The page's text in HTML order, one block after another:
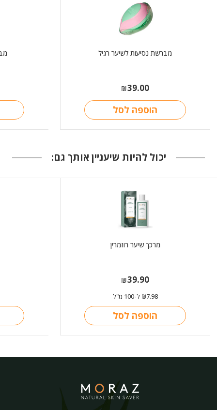
מברשת נסיעות לשיער רגיל
₪39.00
הוספה לסל
יכול להיות שיעניין אותך גם:
מרכך שיער רוזמרין
₪39.90
₪7.98 ל-100 מ"ל
הוספה לסל